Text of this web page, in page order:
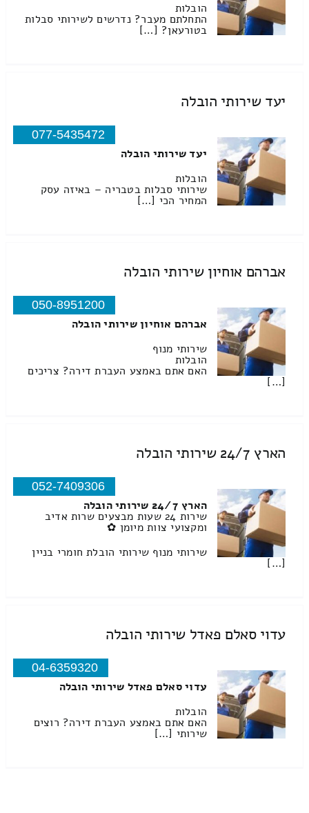
הובלות
התחלתם מעבר? נדרשים לשירותי סבלות
בטורעאן? […]
יעד שירותי הובלה
077-5435472
יעד שירותי הובלה
הובלות
שירותי סבלות בטבריה – באיזה עסק
המחיר הכי […]
אברהם אוחיון שירותי הובלה
050-8951200
אברהם אוחיון שירותי הובלה
שירותי מנוף
הובלות
האם אתם באמצע העברת דירה? צריכים
[…]
הארץ 24/7 שירותי הובלה
052-7409306
הארץ 24/7 שירותי הובלה
שירות 24 שעות מבצעים שרות אדיב
ומקצועי צוות מיומן ✿
שירותי מנוף שירותי הובלת חומרי בניין
[…]
עדוי סאלם פאדל שירותי הובלה
04-6359320
עדוי סאלם פאדל שירותי הובלה
הובלות
האם אתם באמצע העברת דירה? רוצים
שירותי […]